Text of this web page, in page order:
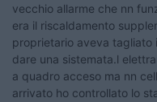
vecchio allarme che nn
era il riscaldamento
proprietario aveva tagliato
dare una sistemata.l
a quadro acceso ma nn
arrivato ho controllato lo